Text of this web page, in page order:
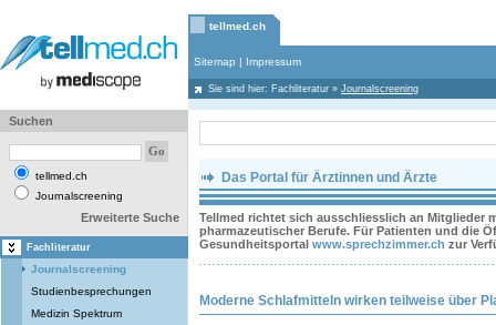
tellmed.ch
Sitemap | Impressum
Sie sind hier: Fachliteratur » Journalscreening
Suchen
tellmed.ch
Journalscreening
Erweiterte Suche
Fachliteratur
Journalscreening
Studienbesprechungen
Medizin Spektrum
Das Portal für Ärztinnen und Ärzte
Tellmed richtet sich ausschliesslich an Mitglieder
pharmazeutischer Berufe. Für Patienten und die
Gesundheitsportal www.sprechzimmer.ch zur
Moderne Schlafmitteln wirken teilweise über